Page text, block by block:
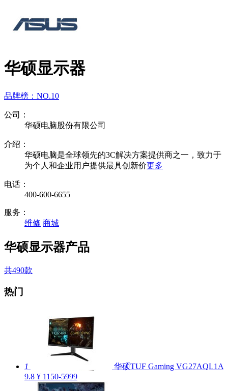
华硕显示器
品牌榜： NO.10
公司：
华硕电脑股份有限公司
介绍：
华硕电脑是全球领先的3C解决方案提供商之一，致力于
为个人和企业用户提供最具创新价更多
电话：
400-600-6655
服务：
维修 商城
华硕显示器产品
共490款
热门
1
华硕TUF Gaming VG27AQL1A
9.8 ¥ 1150-5999